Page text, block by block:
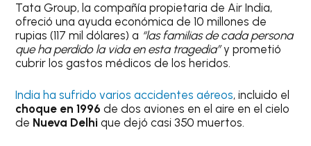
Tata Group, la compañía propietaria de Air India,
ofreció una ayuda económica de 10 millones de
rupias (117 mil dólares) a “las familias de cada persona
que ha perdido la vida en esta tragedia”y prometió
cubrir los gastos médicos de los heridos.
India ha sufrido varios accidentes aéreos, incluido el
choque en 1996 de dos aviones en el aire en el cielo
de Nueva Delhi que dejó casi 350 muertos.